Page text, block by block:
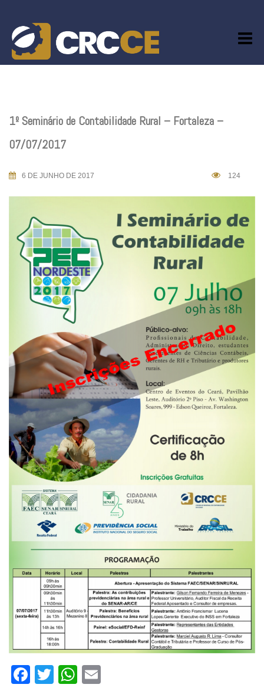
content
1º Seminário de Contabilidade Rural – Fortaleza –
07/07/2017
6 DE JUNHO DE 2017 124
Facebook
TwitterWhatsApp